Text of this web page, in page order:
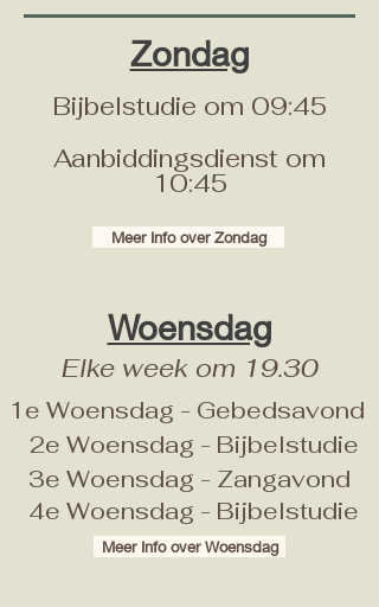
Zondag
Bijbelstudie om 09:45
Aanbiddingsdienst om
10:45
Meer Info over Zondag
Woensdag
Elke week om 19.30
1e Woensdag - Gebedsavond
2e Woensdag - Bijbelstudie
3e Woensdag - Zangavond
4e Woensdag - Bijbelstudie
Meer Info over Woensdag